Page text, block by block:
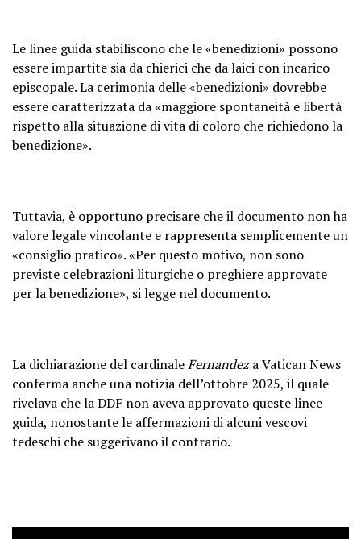
Le linee guida stabiliscono che le «benedizioni» possono
essere impartite sia da chierici che da laici con incarico
episcopale. La cerimonia delle «benedizioni» dovrebbe
essere caratterizzata da «maggiore spontaneità e libertà
rispetto alla situazione di vita di coloro che richiedono la
benedizione».
Tuttavia, è opportuno precisare che il documento non ha
valore legale vincolante e rappresenta semplicemente un
«consiglio pratico». «Per questo motivo, non sono
previste celebrazioni liturgiche o preghiere approvate
per la benedizione», si legge nel documento.
La dichiarazione del cardinaleFernandeza Vatican News
conferma anche una notizia dell’ottobre 2025, il quale
rivelava che la DDF non aveva approvato queste linee
guida, nonostante le affermazioni di alcuni vescovi
tedeschi che suggerivano il contrario.